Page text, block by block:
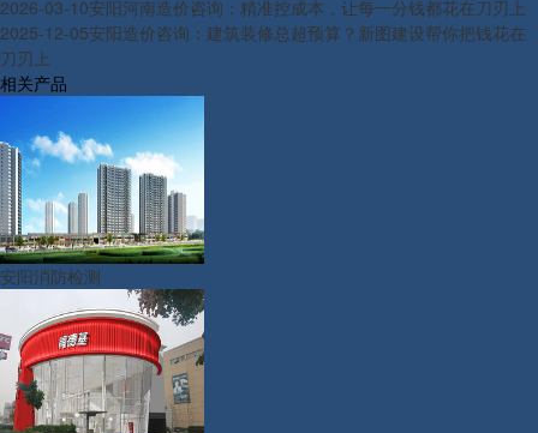
2026-03-10安阳河南造价咨询：精准控成本，让每一分钱都花在刀刃上
2025-12-05安阳造价咨询：建筑装修总超预算？新图建设帮你把钱花在
刀刃上
相关产品
安阳消防检测